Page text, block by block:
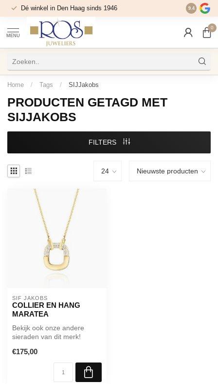
Dé winkel in Den Haag sinds 1946 9.4
MENU
0
Home / Tags / SIJJakobs
PRODUCTEN GETAGD MET
SIJJAKOBS
FILTERS
SIF JAKOBS
COLLIER EN HANG
MARATEA
Bekijk ook onze andere
sieraden van dit merk!
€175,00